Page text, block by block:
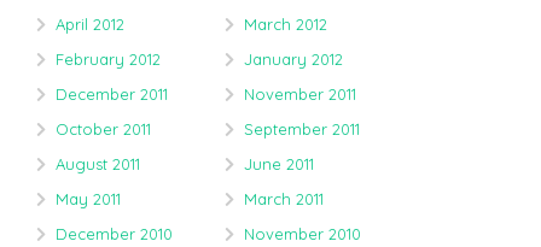
April 2012
March 2012
February 2012
January 2012
December 2011
November 2011
October 2011
September 2011
August 2011
June 2011
May 2011
March 2011
December 2010
November 2010